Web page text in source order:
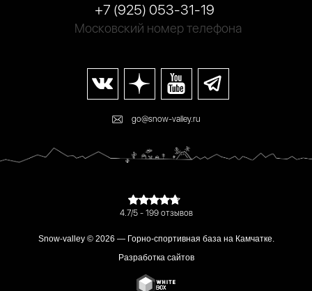
+7 (925) 053-31-19
Московский номер телефона
go@snow-valley.ru
4.7/5 - 199 отзывов
Snow-valley © 2026 — Горно-спортивная база на Камчатке.
Разработка сайтов